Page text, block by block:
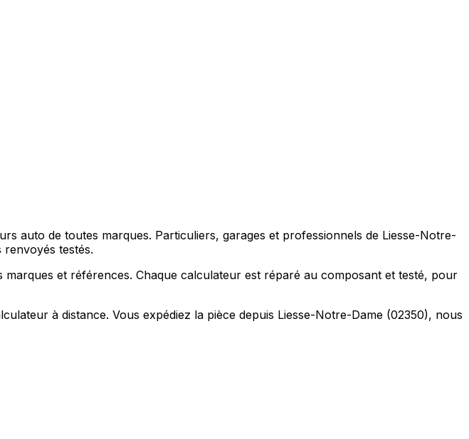
auto de toutes marques. Particuliers, garages et professionnels de Liesse-Notre-
testés.
et références. Chaque calculateur est réparé au composant et testé, pour
à distance. Vous expédiez la pièce depuis Liesse-Notre-Dame (02350), nous